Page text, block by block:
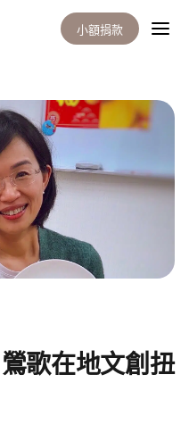
小額捐款
歌在地文創扭